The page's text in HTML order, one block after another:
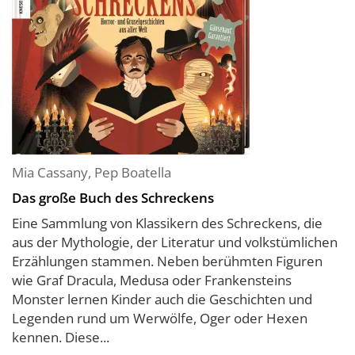
Mia Cassany, Pep Boatella
Das große Buch des Schreckens
Eine Sammlung von Klassikern des Schreckens, die
aus der Mythologie, der Literatur und volkstümlichen
Erzählungen stammen. Neben berühmten Figuren
wie Graf Dracula, Medusa oder Frankensteins
Monster lernen Kinder auch die Geschichten und
Legenden rund um Werwölfe, Oger oder Hexen
kennen. Diese...